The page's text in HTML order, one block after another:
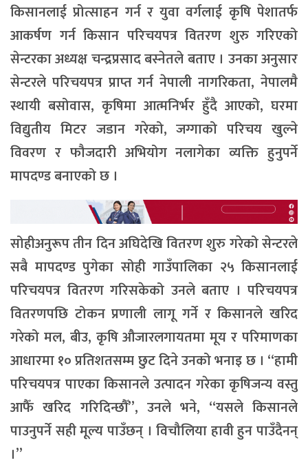
किसानलाई प्रोत्साहन गर्न र युवा वर्गलाई कृषि पेशातर्फ
आकर्षण गर्न किसान परिचयपत्र वितरण शुरु गरिएको
सेन्टरका अध्यक्ष चन्द्रप्रसाद बस्नेतले बताए । उनका अनुसार
सेन्टरले परिचयपत्र प्राप्त गर्न नेपाली नागरिकता, नेपालमै
स्थायी बसोवास, कृषिमा आत्मनिर्भर हुँदै आएको, घरमा
विद्युतीय मिटर जडान गरेको, जग्गाको परिचय खुल्ने
विवरण र फौजदारी अभियोग नलागेका व्यक्ति हुनुपर्ने
मापदण्ड बनाएको छ ।
सोहीअनुरूप तीन दिन अघिदेखि वितरण शुरु गरेको सेन्टरले
सबै मापदण्ड पुगेका सोही गाउँपालिका २५ किसानलाई
परिचयपत्र वितरण गरिसकेको उनले बताए । परिचयपत्र
वितरणपछि टोकन प्रणाली लागू गर्ने र किसानले खरिद
गरेको मल, बीउ, कृषि औजारलगायतमा मूय र परिमाणका
आधारमा १० प्रतिशतसम्म छुट दिने उनको भनाइ छ । “हामी
परिचयपत्र पाएका किसानले उत्पादन गरेका कृषिजन्य वस्तु
आफैँ खरिद गरिदिन्छौँ”, उनले भने, “यसले किसानले
पाउनुपर्ने सही मूल्य पाउँछन् । विचौलिया हावी हुन पाउँदैनन्
।”